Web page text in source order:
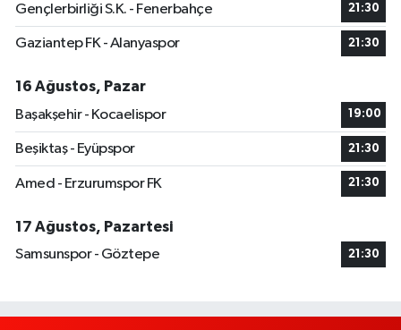
Gençlerbirliği S.K. - Fenerbahçe 21:30
Gaziantep FK - Alanyaspor 21:30
16 Ağustos, Pazar
Başakşehir - Kocaelispor
19:00
Beşiktaş - Eyüpspor 21:30
Amed - Erzurumspor FK 21:30
17 Ağustos, Pazartesi
Samsunspor - Göztepe
21:30